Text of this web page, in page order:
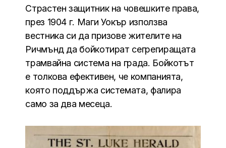
Страстен защитник на човешките права,
през 1904 г. Маги Уокър използва
вестника си да призове жителите на
Ричмънд да бойкотират сегрегиращата
трамвайна система на града. Бойкотът
е толкова ефективен, че компанията,
която поддържа системата, фалира
само за два месеца.